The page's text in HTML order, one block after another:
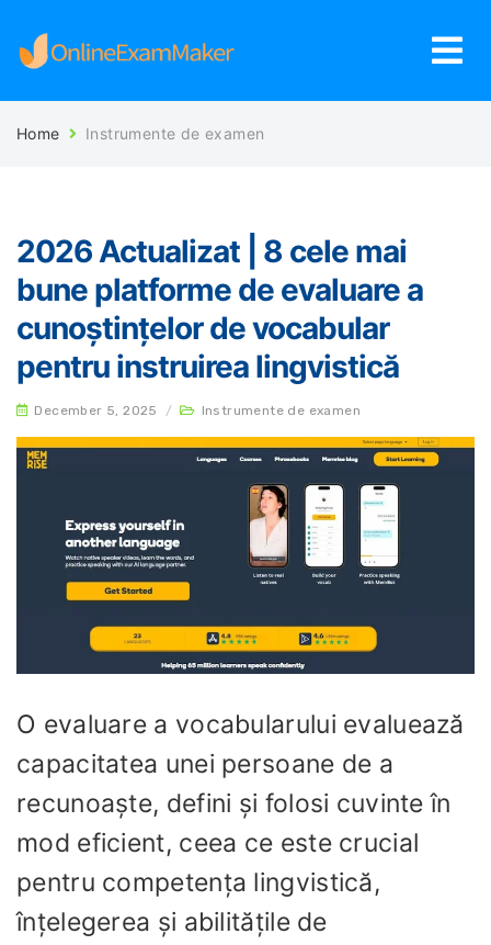
Home Instrumente de examen
2026 Actualizat | 8 cele mai
bune platforme de evaluare a
cunoștințelor de vocabular
pentru instruirea lingvistică
December 5, 2025 / Instrumente de examen
O evaluare a vocabularului evaluează
capacitatea unei persoane de a
recunoaște, defini și folosi cuvinte în
mod eficient, ceea ce este crucial
pentru competența lingvistică,
înțelegerea și abilitățile de